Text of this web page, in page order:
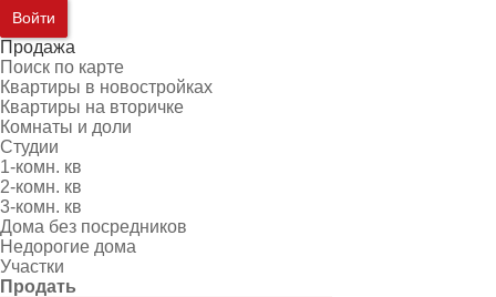
Войти
Продажа
Поиск по карте
Квартиры в новостройках
Квартиры на вторичке
Комнаты и доли
Студии
1-комн. кв
2-комн. кв
3-комн. кв
Дома без посредников
Недорогие дома
Участки
Продать